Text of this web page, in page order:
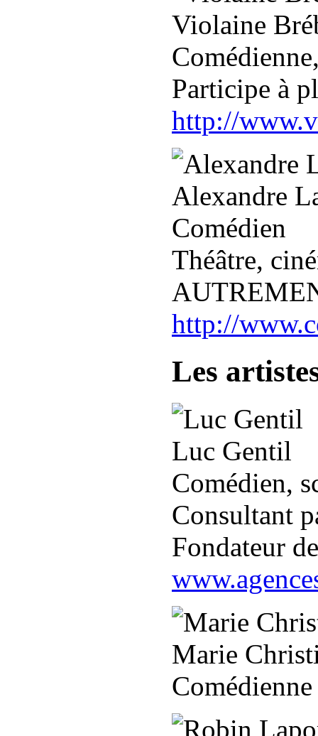
Violaine
Participe à
http://
Alexandre
Comédien
Théâtre,
http://
Les
Luc Gentil
Comédien,
Consultant
Fondateur
Marie
Comédienne